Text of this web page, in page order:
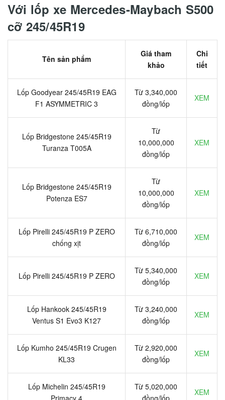
Với lốp xe Mercedes-Maybach S500
cỡ 245/45R19
Tên sản phẩm
Giá tham
khảo
Chi
tiết
Lốp Goodyear 245/45R19 EAG
F1 ASYMMETRIC 3
Từ 3,340,000
đồng/lốp
XEM
Lốp Bridgestone 245/45R19
Turanza T005A
Từ
10,000,000
đồng/lốp
XEM
Lốp Bridgestone 245/45R19
Potenza ES7
Từ
10,000,000
đồng/lốp
XEM
Lốp Pirelli 245/45R19 P ZERO
chống xịt
Từ 6,710,000
đồng/lốp
XEM
Lốp Pirelli 245/45R19 P ZERO
Từ 5,340,000
đồng/lốp
XEM
Lốp Hankook 245/45R19
Ventus S1 Evo3 K127
Từ 3,240,000
đồng/lốp
XEM
Lốp Kumho 245/45R19 Crugen
KL33
Từ 2,920,000
đồng/lốp
XEM
Lốp Michelin 245/45R19
Từ 5,020,000
XEM